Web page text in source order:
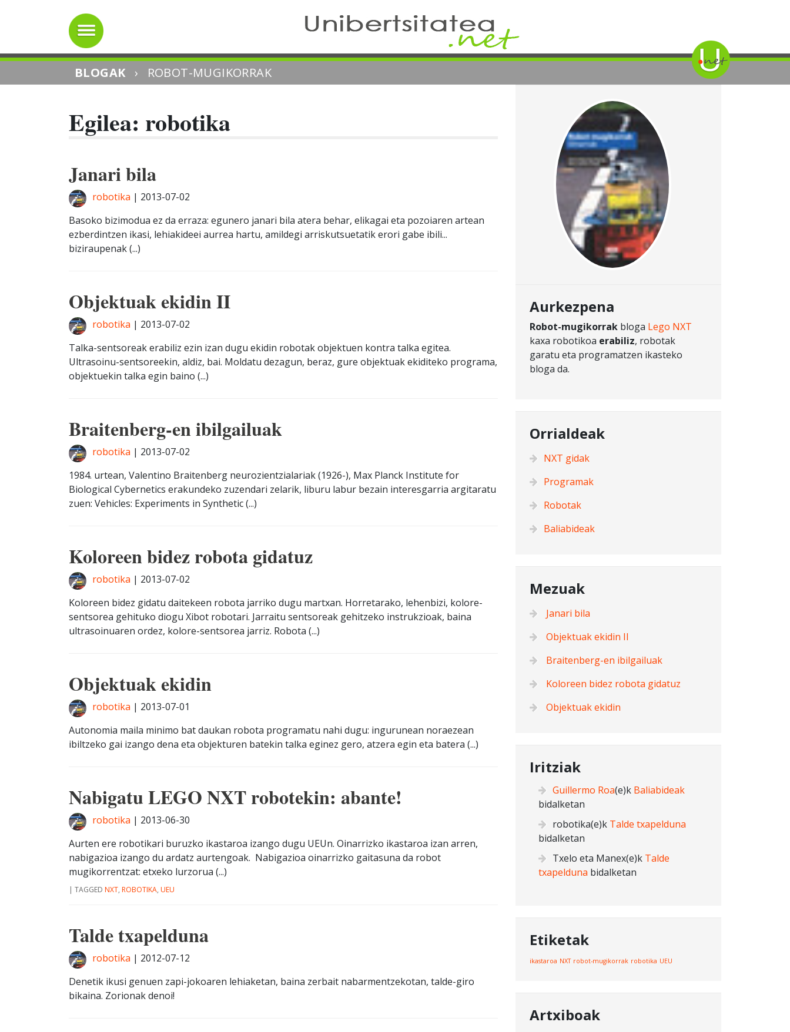
BLOGAK › ROBOT-MUGIKORRAK
Egilea: robotika
Janari bila
robotika | 2013-07-02
Basoko bizimodua ez da erraza: egunero janari bila atera behar, elikagai eta pozoiaren artean
ezberdintzen ikasi, lehiakideei aurrea hartu, amildegi arriskutsuetatik erori gabe ibili...
biziraupenak (...)
Objektuak ekidin II
robotika | 2013-07-02
Talka-sentsoreak erabiliz ezin izan dugu ekidin robotak objektuen kontra talka egitea.
Ultrasoinu-sentsoreekin, aldiz, bai. Moldatu dezagun, beraz, gure objektuak ekiditeko programa,
objektuekin talka egin baino (...)
Braitenberg-en ibilgailuak
robotika | 2013-07-02
1984. urtean, Valentino Braitenberg neurozientzialariak (1926-), Max Planck Institute for
Biological Cybernetics erakundeko zuzendari zelarik, liburu labur bezain interesgarria argitaratu
zuen: Vehicles: Experiments in Synthetic (...)
Koloreen bidez robota gidatuz
robotika | 2013-07-02
Koloreen bidez gidatu daitekeen robota jarriko dugu martxan. Horretarako, lehenbizi, kolore-
sentsorea gehituko diogu Xibot robotari. Jarraitu sentsoreak gehitzeko instrukzioak, baina
ultrasoinuaren ordez, kolore-sentsorea jarriz. Robota (...)
Objektuak ekidin
robotika | 2013-07-01
Autonomia maila minimo bat daukan robota programatu nahi dugu: ingurunean noraezean
ibiltzeko gai izango dena eta objekturen batekin talka eginez gero, atzera egin eta batera (...)
Nabigatu LEGO NXT robotekin: abante!
robotika | 2013-06-30
Aurten ere robotikari buruzko ikastaroa izango dugu UEUn. Oinarrizko ikastaroa izan arren,
nabigazioa izango du ardatz aurtengoak. Nabigazioa oinarrizko gaitasuna da robot
mugikorrentzat: etxeko lurzorua (...)
| TAGGED NXT, ROBOTIKA, UEU
Talde txapelduna
robotika | 2012-07-12
Denetik ikusi genuen zapi-jokoaren lehiaketan, baina zerbait nabarmentzekotan, talde-giro
bikaina. Zorionak denoi!
Aurkezpena
Robot-mugikorrak bloga Lego NXT
kaxa robotikoa erabiliz, robotak
garatu eta programatzen ikasteko
bloga da.
Orrialdeak
NXT gidak
Programak
Robotak
Baliabideak
Mezuak
Janari bila
Objektuak ekidin II
Braitenberg-en ibilgailuak
Koloreen bidez robota gidatuz
Objektuak ekidin
Iritziak
Guillermo Roa(e)k Baliabideak
bidalketan
robotika(e)k Talde txapelduna
bidalketan
Txelo eta Manex(e)k Talde
txapelduna bidalketan
Etiketak
ikastaroa NXT robot-mugikorrak robotika UEU
Artxiboak